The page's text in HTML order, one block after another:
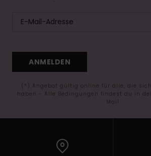
ANMELDEN
(*) Angebot gültig online für alle, die
haben - Alle Bedingungen findest du in
Mail